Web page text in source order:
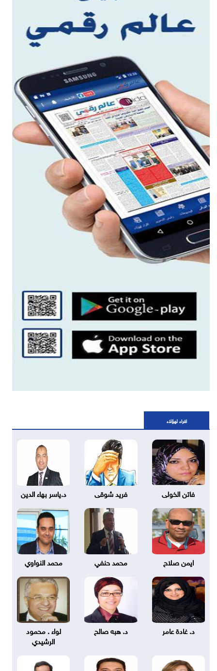
اقراء لهؤلاء
فاتن الخولى فريد شوقى د.ياسر بهاء الدين
ايمن صلاح محمد حنفي محمد النواوي
د. غادة عامر د. هبه صالح
لواء . محمود
الرشيدي